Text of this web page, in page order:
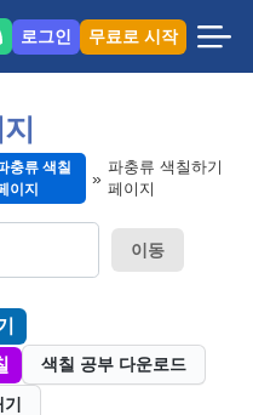
로그인 무료로 시작
충류 색칠
이지
파충류 색칠하기
페이지
이동
색칠 공부 다운로드